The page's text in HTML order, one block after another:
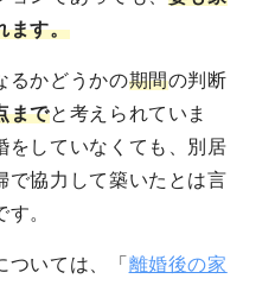
ます。
るかどうかの期間の判断
までと考えられていま
をしていなくても、別居
で協力して築いたとは言
。
いては、「 離婚後の家